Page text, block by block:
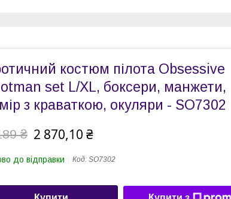
костюм пілота Obsessive
set L/XL, боксери, манжети,
з краваткою, окуляри - SO7302
₴ 2 870,10 ₴
до відправки Код: SO7302